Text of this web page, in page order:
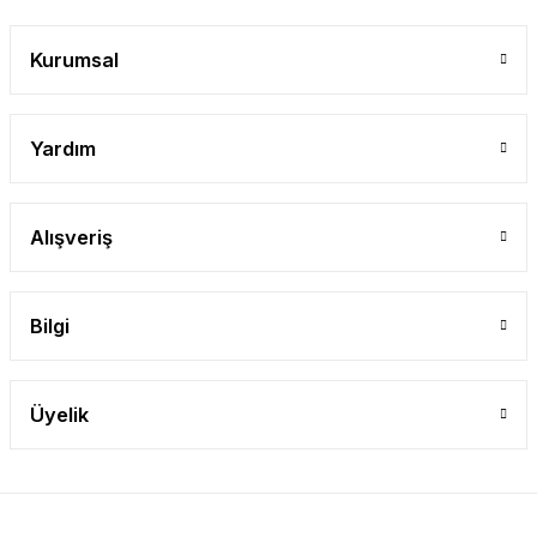
Kurumsal
Yardım
Alışveriş
Bilgi
Üyelik